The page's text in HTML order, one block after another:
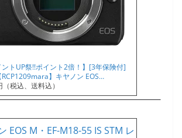
ントUP祭!!ポイント2倍！】[3年保険付]
RCP1209mara】キヤノン EOS…
税込、送料込）